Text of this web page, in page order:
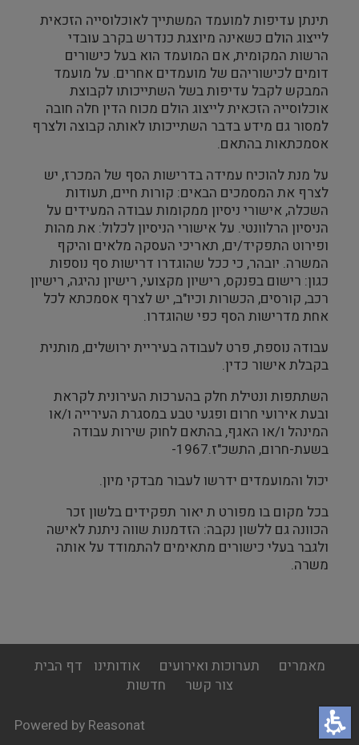
תינתן עדיפות למועמד המשתייך לאוכלוסייה הזכאית
לייצוג הולם כשאינה מיוצגת כנדרש בקרב עובדי
הרשות המקומית, אם המועמד הוא בעל כישורים
דומים לכישוריהם של מועמדים אחרים. על מועמד
המבקש לקבל עדיפות בשל השתייכותו לקבוצת
אוכלוסייה הזכאית לייצוג הולם מכוח הדין חלה חובה
למסור גם מידע בדבר השתייכותו לאותה קבוצה ולצרף
אסמכתאות בהתאם.
על מנת להוכיח עמידה בדרישות הסף של המכרז, יש
לצרף את המסמכים הבאים: קורות חיים, תעודות
השכלה, אישורי ניסיון ממקומות עבודה המעידים על
הניסיון הרלוונטי. על אישורי הניסיון לכלול: את מהות
ופירוט התפקיד/ים, תאריכי העסקה מלאים והיקף
המשרה. יובהר, כי ככל שהוגדרו דרישות סף נוספות
כגון: רישום בפנקס, רישיון מקצועי, רישיון נהיגה, רישיון
רכב, קורסים, הכשרות וכיו"ב, יש לצרף אסמכתא לכל
אחת מדרישות הסף כפי שהוגדרו.
עבודה נוספת, פרט לעבודה בעיריית ירושלים, מותנית
בקבלת אישור כדין.
השתתפות ונטילת חלק בהערכות העירונית לקראת
ובעת אירועי חרום ופגעי טבע במסגרת העירייה ו/או
המינהל ו/או האגף, בהתאם לחוק שירות עבודה
בשעת-חרום, התשכ"ז.1967-
יכול והמועמדים ידרשו לעבור מבדקי מיון.
בכל מקום בו מפורט ת יאור תפקידים בלשון זכר
הכוונה גם ללשון נקבה: הזדמנות שווה ניתנת לאישה
ולגבר בעלי כישורים מתאימים להתמודד על אותה
משרה.
footer
menu
דף הבית אודותינו תערוכות ואירועים
מאמרים
חדשות
צור קשר
Powered by Reasonat